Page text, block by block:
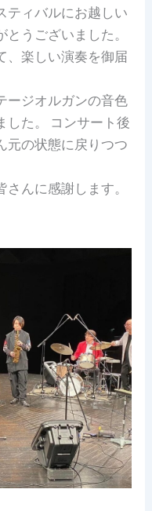
ティバルにお越しい
うございました。
、楽しい演奏を御届
ージオルガンの音色
した。 コンサート後
元の状態に戻りつつ
んに感謝します。